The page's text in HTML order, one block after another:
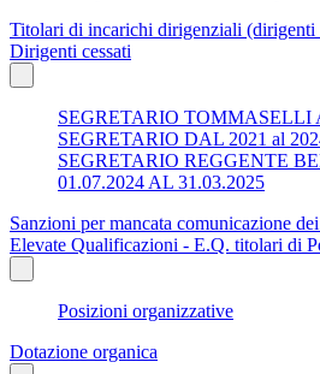
Titolari di incarichi dirigenziali (dirigenti
Dirigenti cessati
SEGRETARIO TOMMASELLI
SEGRETARIO DAL 2021 al
SEGRETARIO REGGENTE
01.07.2024 AL 31.03.2025
Sanzioni per mancata comunicazione
Elevate Qualificazioni - E.Q. titolari di
Posizioni organizzative
Dotazione organica